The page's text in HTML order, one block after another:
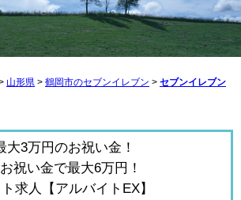
山形県 > 鶴岡市のセブンイレブン > セブンイレブン
大3万円のお祝い金！
祝い金で最大6万円！
求人【アルバイトEX】